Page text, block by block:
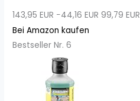
143,95 EUR −44,16 EUR 99,79 EUR
Bei Amazon kaufen
Bestseller Nr. 6